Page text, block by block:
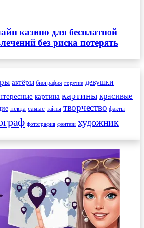
казино для бесплатной
без риска потерять
актёры биография горячие девушки
картина картины красивые
певца самые тайны творчество факты
фотографии фэнтези художник